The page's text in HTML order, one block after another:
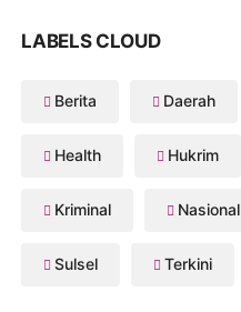
LABELS CLOUD
Berita Daerah
Health Hukrim
Kriminal Nasional
Sulsel Terkini